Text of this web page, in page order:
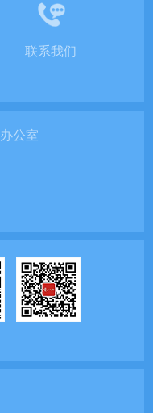
联系我们
公室